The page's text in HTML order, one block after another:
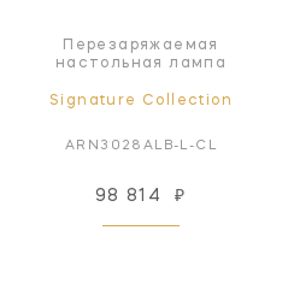
Перезаряжаемая
настольная лампа
Signature Collection
ARN3028ALB-L-CL
98 814 ₽